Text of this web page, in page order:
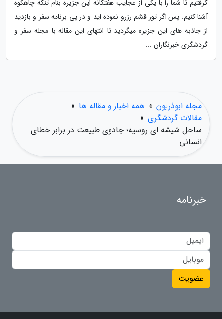
گرفتیم تا شما را با یکی از عجایب هفتگانه این جزیره بنام تنگه چاهکوه
آشنا کنیم. پس اگر تور قشم رزرو نموده اید و در پی برنامه سفر و بازدید
از جاذبه های این جزیره میگردید تا انتهای این مقاله با مجله سفر و
گردشگری خبرنگاران ...
مجله ابوذریون » همه اخبار و مقاله ها »
مقالات گردشگری »
ساحل شیشه ای روسیه؛ جادوی طبیعت در برابر خطای
انسانی
خبرنامه
عضویت